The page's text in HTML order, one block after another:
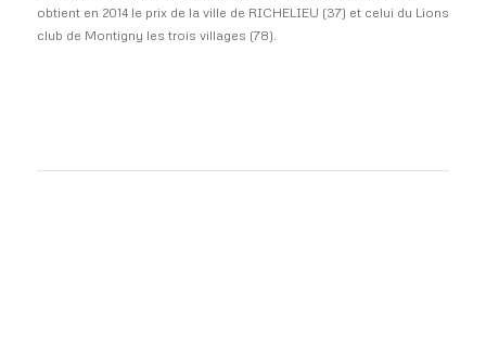
obtient en 2014 le prix de la ville de RICHELIEU (37) et celui du Lions
club de Montigny les trois villages (78).